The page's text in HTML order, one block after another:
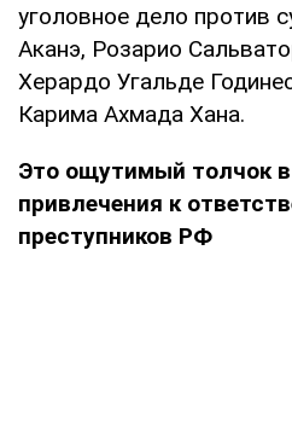
уголовное дело против
Аканэ, Розарио
Херардо Угальде
Карима Ахмада Хана.
Это ощутимый толчок
привлечения к
преступников РФ